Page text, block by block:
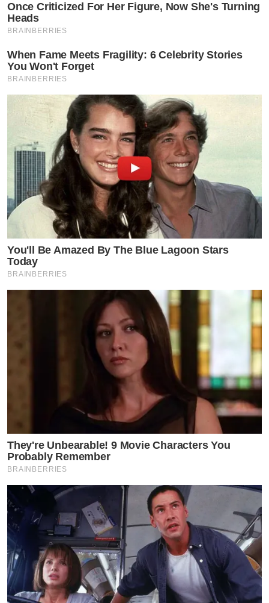
Once Criticized For Her Figure, Now She's Turning
Heads
BRAINBERRIES
When Fame Meets Fragility: 6 Celebrity Stories
You Won't Forget
BRAINBERRIES
You'll Be Amazed By The Blue Lagoon Stars
Today
BRAINBERRIES
They're Unbearable! 9 Movie Characters You
Probably Remember
BRAINBERRIES